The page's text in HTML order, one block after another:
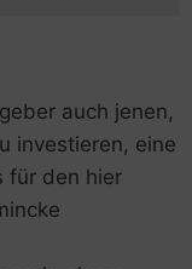
auch jenen,
investieren, eine
für den hier